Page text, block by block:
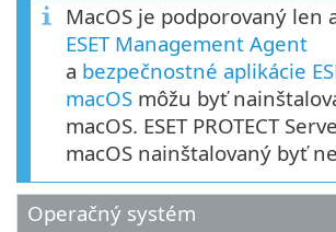
MacOS je podporovaný len
ESET Management Agent
a bezpečnostné aplikácie
macOS môžu byť
macOS. ESET PROTECT
macOS nainštalovaný byť
Operačný systém